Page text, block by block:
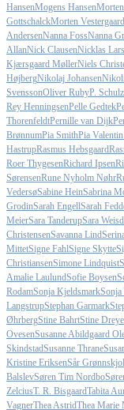
HansenMogens Hansen
GottschalckMorten Vestergaard
AndersenNanna FossNanna
AllanNick ClausenNicklas
Kjærsgaard MøllerNiels
HøjbergNikolaj Johansen
SvenssonOliver RubyP. Schulz
Rey HenningsenPelle Gedtek
ThorenfeldtPernille van Dijk
BrønnumPia SmithPia
HastrupRasmus Hebsgaard
Roer ThygesenRichard Ipsen
SørensenRune Nyholm Nøhr
VedersøSabine HeinSabrina
GrodinSarah EngellSarah
MeierSara TanderupSara
ChristensenSavanna Lind
MittetSigne FahlSigne Skytte
ChristiansenSimone Lindquist
Amalie LaulundSofie Boysen
RodamSonja KjeldsmarkSonja
LangstrupStephan Garmark
ØhrbergStine BahrtStine
OvesenSusanne Abildgaard
SkindstadSusanne Thrane
Kristine EriksenSår
BalslevSøren Tim Nordbo
ZelciusT. R. BisgaardTabita
VagnerThea AstridThea Marie